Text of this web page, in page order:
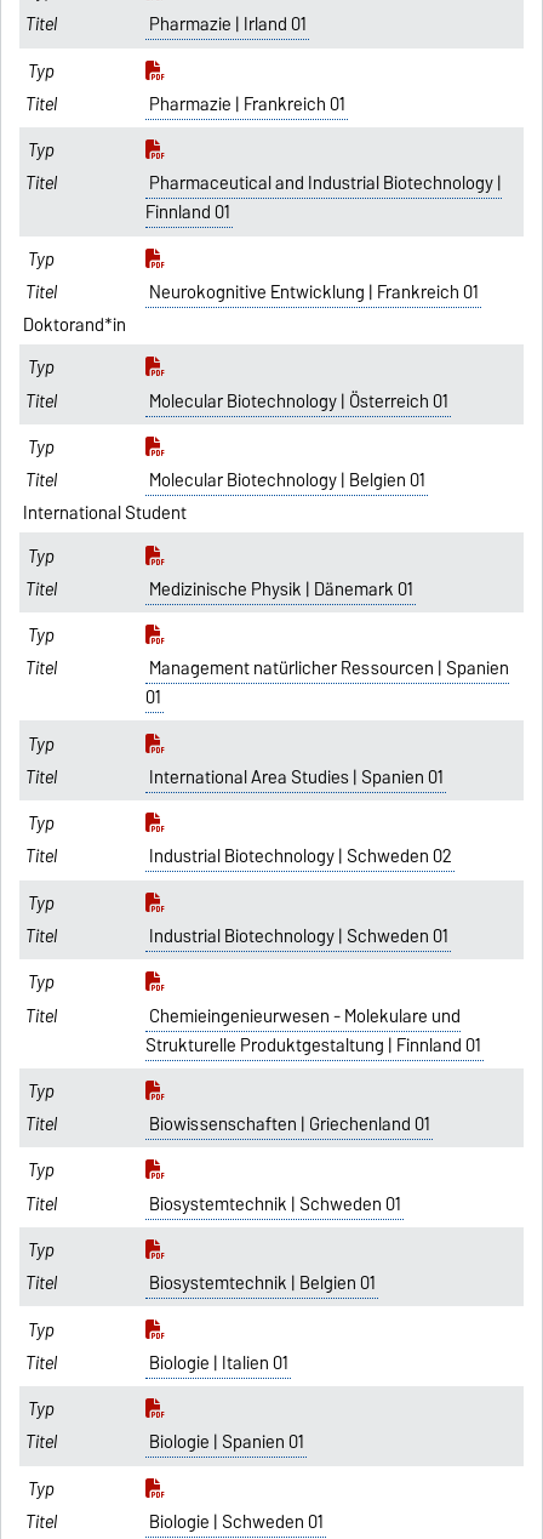
Pharmazie | Irland 01
Pharmazie | Frankreich 01
Pharmaceutical and Industrial Biotechnology |
Finnland 01
Neurokognitive Entwicklung | Frankreich 01
Doktorand*in
Molecular Biotechnology | Österreich 01
Molecular Biotechnology | Belgien 01
International Student
Medizinische Physik | Dänemark 01
Management natürlicher Ressourcen | Spanien
01
International Area Studies | Spanien 01
Industrial Biotechnology | Schweden 02
Industrial Biotechnology | Schweden 01
Chemieingenieurwesen - Molekulare und
Strukturelle Produktgestaltung | Finnland 01
Biowissenschaften | Griechenland 01
Biosystemtechnik | Schweden 01
Biosystemtechnik | Belgien 01
Biologie | Italien 01
Biologie | Spanien 01
Biologie | Schweden 01